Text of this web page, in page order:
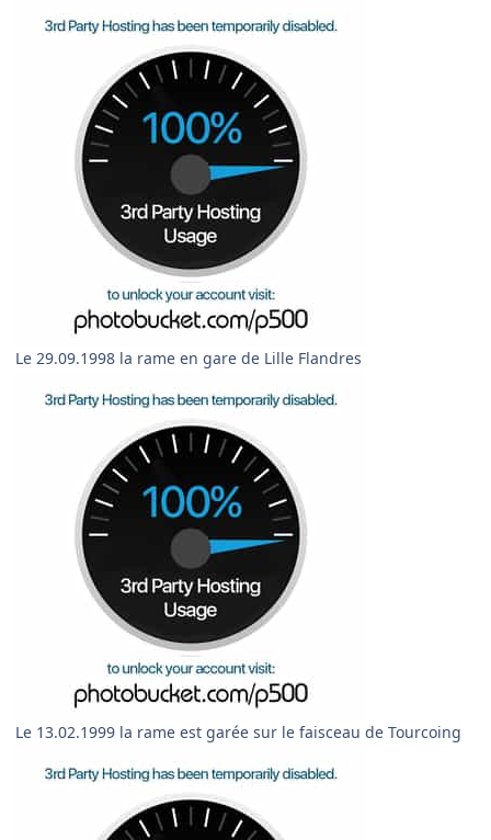
Le 29.09.1998 la rame en gare de Lille Flandres
Le 13.02.1999 la rame est garée sur le faisceau de Tourcoing